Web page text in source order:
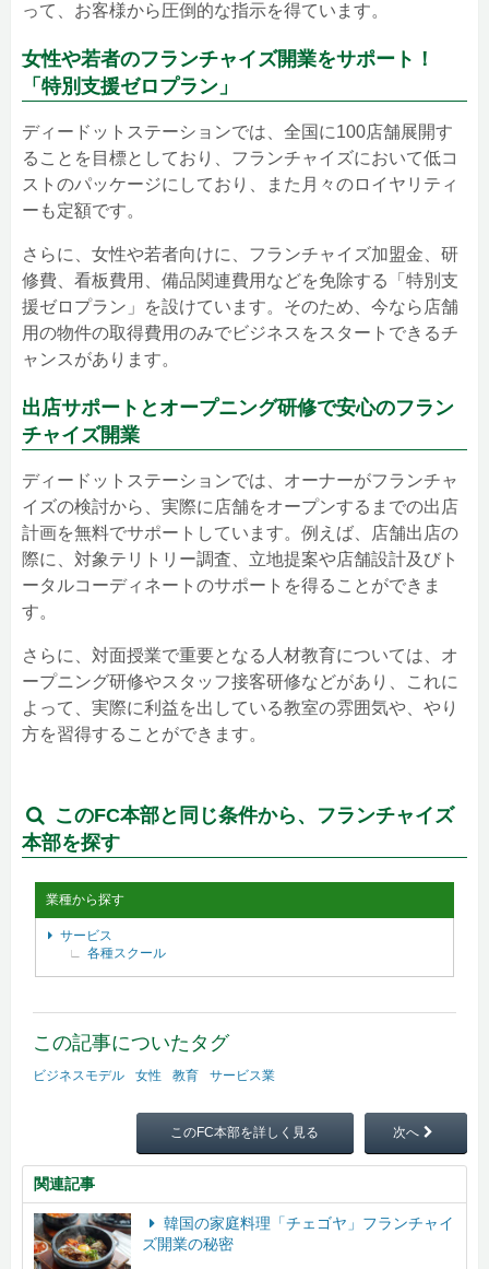
って、お客様から圧倒的な指示を得ています。
女性や若者のフランチャイズ開業をサポート！
「特別支援ゼロプラン」
ディードットステーションでは、全国に100店舗展開す
ることを目標としており、フランチャイズにおいて低コ
ストのパッケージにしており、また月々のロイヤリティ
ーも定額です。
さらに、女性や若者向けに、フランチャイズ加盟金、研
修費、看板費用、備品関連費用などを免除する「特別支
援ゼロプラン」を設けています。そのため、今なら店舗
用の物件の取得費用のみでビジネスをスタートできるチ
ャンスがあります。
出店サポートとオープニング研修で安心のフラン
チャイズ開業
ディードットステーションでは、オーナーがフランチャ
イズの検討から、実際に店舗をオープンするまでの出店
計画を無料でサポートしています。例えば、店舗出店の
際に、対象テリトリー調査、立地提案や店舗設計及びト
ータルコーディネートのサポートを得ることができま
す。
さらに、対面授業で重要となる人材教育については、オ
ープニング研修やスタッフ接客研修などがあり、これに
よって、実際に利益を出している教室の雰囲気や、やり
方を習得することができます。
このFC本部と同じ条件から、フランチャイズ
本部を探す
業種から探す
サービス
各種スクール
この記事についたタグ
ビジネスモデル 女性 教育 サービス業
このFC本部を詳しく見る 次へ
関連記事
韓国の家庭料理「チェゴヤ」フランチャイ
ズ開業の秘密